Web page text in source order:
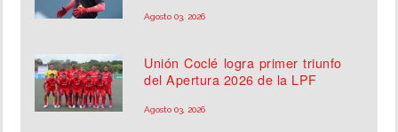
Agosto 03, 2026
Unión Coclé logra primer triunfo
del Apertura 2026 de la LPF
Agosto 03, 2026